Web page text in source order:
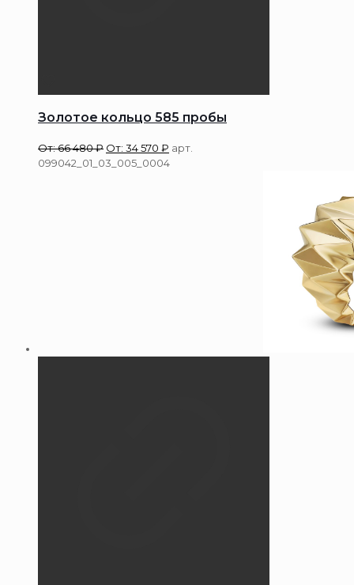
Золотое кольцо 585 пробы
От:66 480₽ От: 34 570 ₽ арт.
099042_01_03_005_0004